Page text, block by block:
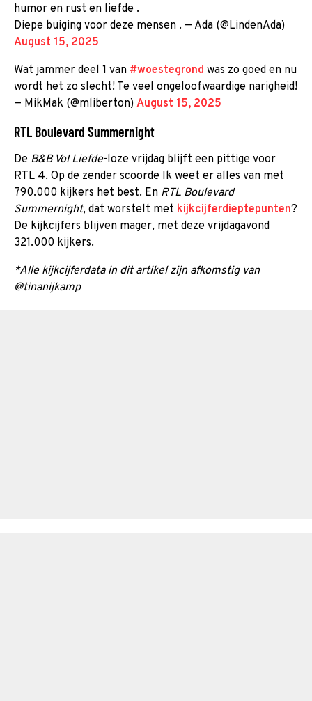
humor en rust en liefde .
Diepe buiging voor deze mensen . — Ada (@LindenAda)
August 15, 2025
Wat jammer deel 1 van #woestegrond was zo goed en nu
wordt het zo slecht! Te veel ongeloofwaardige narigheid!
— MikMak (@mliberton) August 15, 2025
RTL Boulevard Summernight
De B&B Vol Liefde-loze vrijdag blijft een pittige voor
RTL 4. Op de zender scoorde Ik weet er alles van met
790.000 kijkers het best. En RTL Boulevard
Summernight, dat worstelt met kijkcijferdieptepunten?
De kijkcijfers blijven mager, met deze vrijdagavond
321.000 kijkers.
*Alle kijkcijferdata in dit artikel zijn afkomstig van
@tinanijkamp